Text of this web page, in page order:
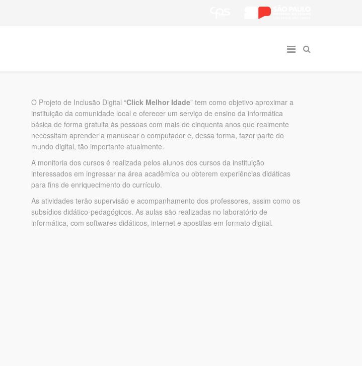
O Projeto de Inclusão Digital “Click Melhor Idade” tem como objetivo aproximar a
instituição da comunidade local e oferecer um serviço de ensino da informática
básica de forma gratuita às pessoas com mais de cinquenta anos que realmente
necessitam aprender a manusear o computador e, dessa forma, fazer parte do
mundo digital, tão importante atualmente.
A monitoria dos cursos é realizada pelos alunos dos cursos da instituição
interessados em ingressar na área acadêmica ou obterem experiências didáticas
para fins de enriquecimento do currículo.
As atividades terão supervisão e acompanhamento dos professores, assim como os
subsídios didático-pedagógicos. As aulas são realizadas no laboratório de
informática, com softwares didáticos, internet e apostilas em formato digital.